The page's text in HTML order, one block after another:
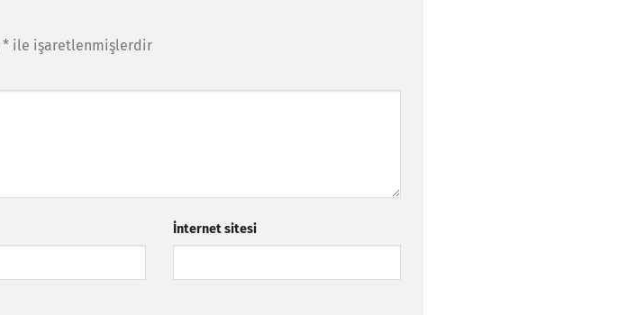
* ile işaretlenmişlerdir
İnternet sitesi